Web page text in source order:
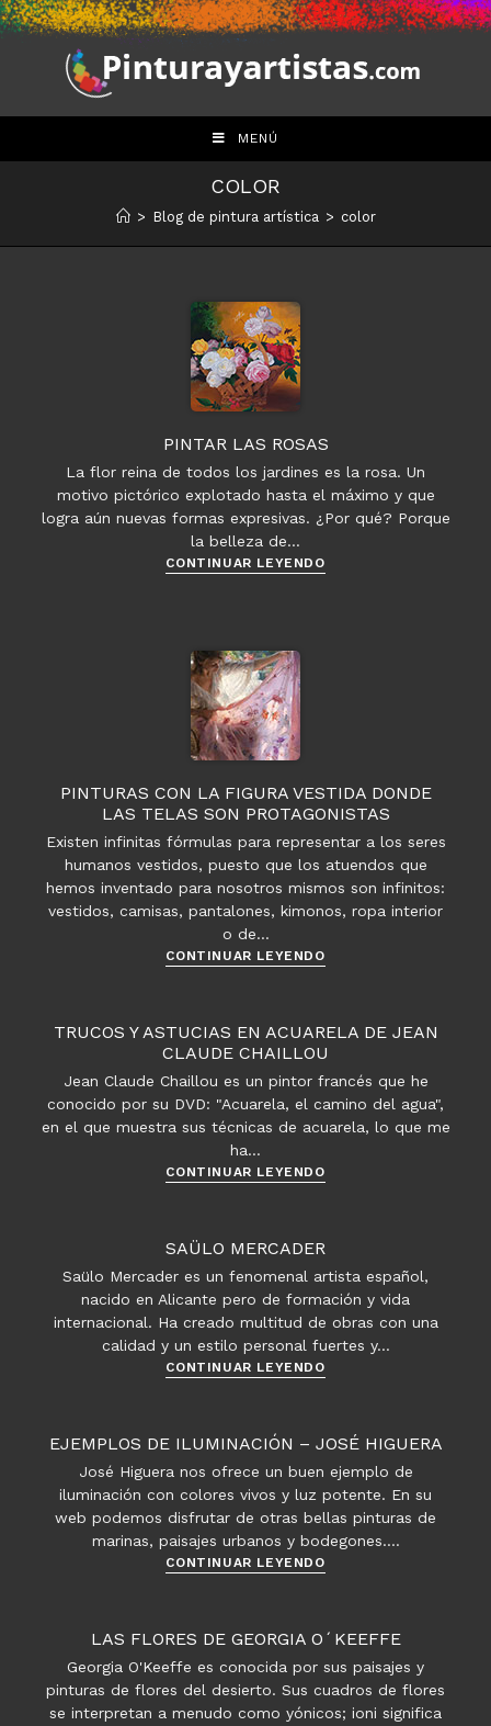
Saltar
al
contenido
MENÚ
COLOR
> Blog de pintura artística > color
PINTAR LAS ROSAS
La flor reina de todos los jardines es la rosa. Un
motivo pictórico explotado hasta el máximo y que
logra aún nuevas formas expresivas. ¿Por qué? Porque
la belleza de…
CONTINUAR LEYENDOPintar
PINTURAS CON LA FIGURA VESTIDA DONDE
LAS TELAS SON PROTAGONISTAS
Existen infinitas fórmulas para representar a los seres
humanos vestidos, puesto que los atuendos que
hemos inventado para nosotros mismos son infinitos:
vestidos, camisas, pantalones, kimonos, ropa interior
o de…
CONTINUAR LEYENDOPinturas
figura
vestida
donde
TRUCOS Y ASTUCIAS EN ACUARELA DE JEAN
CLAUDE CHAILLOU
Jean Claude Chaillou es un pintor francés que he
conocido por su DVD: "Acuarela, el camino del agua",
en el que muestra sus técnicas de acuarela, lo que me
ha…
CONTINUAR LEYENDOTrucos
en
de
Jean
Claude
Chaillou
SAÜLO MERCADER
Saülo Mercader es un fenomenal artista español,
nacido en Alicante pero de formación y vida
internacional. Ha creado multitud de obras con una
calidad y un estilo personal fuertes y…
CONTINUAR LEYENDOSaülo
EJEMPLOS DE ILUMINACIÓN – JOSÉ HIGUERA
José Higuera nos ofrece un buen ejemplo de
iluminación con colores vivos y luz potente. En su
web podemos disfrutar de otras bellas pinturas de
marinas, paisajes urbanos y bodegones.…
CONTINUAR LEYENDOEjemplos
–
Higuera
LAS FLORES DE GEORGIA O´KEEFFE
Georgia O'Keeffe es conocida por sus paisajes y
pinturas de flores del desierto. Sus cuadros de flores
se interpretan a menudo como yónicos; ioni significa